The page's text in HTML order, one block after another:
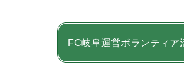
FC岐阜運営ボランティア